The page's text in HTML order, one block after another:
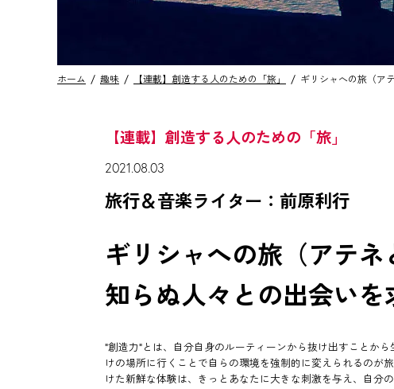
ホーム 趣味 【連載】創造する人のための「旅」 ギリシャへの旅（ア
【連載】創造する人のための「旅」
2021.08.03
旅行＆音楽ライター：前原利行
ギリシャへの旅（アテ
知らぬ人々との出会いを
"創造力"とは、自分自身のルーティーンから抜け出すことか
けの場所に行くことで自らの環境を強制的に変えられるのが
けた新鮮な体験は、きっとあなたに大きな刺激を与え、自分